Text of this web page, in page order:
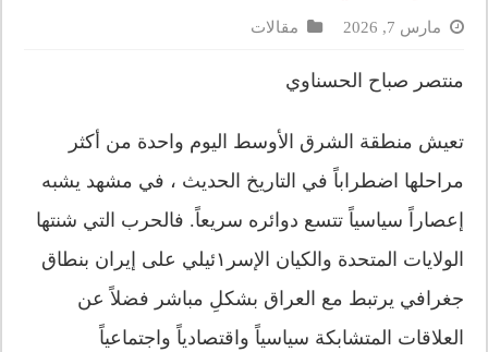
مارس 7, 2026 مقالات
منتصر صباح الحسناوي
تعيش منطقة الشرق الأوسط اليوم واحدة من أكثر
مراحلها اضطراباً في التاريخ الحديث ، في مشهد يشبه
إعصاراً سياسياً تتسع دوائره سريعاً. فالحرب التي شنتها
الولايات المتحدة والكيان الإسر١ئيلي على إيران بنطاق
جغرافي يرتبط مع العراق بشكلِ مباشر فضلاً عن
العلاقات المتشابكة سياسياً واقتصادياً واجتماعياً